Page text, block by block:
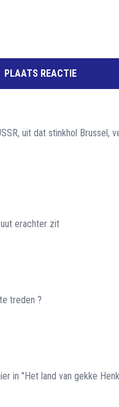
PLAATS REACTIE
uit dat stinkhol Brussel,
erachter zit
treden ?
in "Het land van gekke